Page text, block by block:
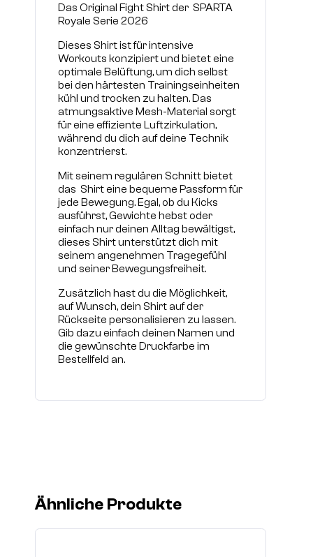
Das Original Fight Shirt der SPARTA
Royale Serie 2026
Dieses Shirt ist für intensive
Workouts konzipiert und bietet eine
optimale Belüftung, um dich selbst
bei den härtesten Trainingseinheiten
kühl und trocken zu halten. Das
atmungsaktive Mesh-Material sorgt
für eine effiziente Luftzirkulation,
während du dich auf deine Technik
konzentrierst.
Mit seinem regulären Schnitt bietet
das Shirt eine bequeme Passform für
jede Bewegung. Egal, ob du Kicks
ausführst, Gewichte hebst oder
einfach nur deinen Alltag bewältigst,
dieses Shirt unterstützt dich mit
seinem angenehmen Tragegefühl
und seiner Bewegungsfreiheit.
Zusätzlich hast du die Möglichkeit,
auf Wunsch, dein Shirt auf der
Rückseite personalisieren zu lassen.
Gib dazu einfach deinen Namen und
die gewünschte Druckfarbe im
Bestellfeld an.
Ähnliche Produkte